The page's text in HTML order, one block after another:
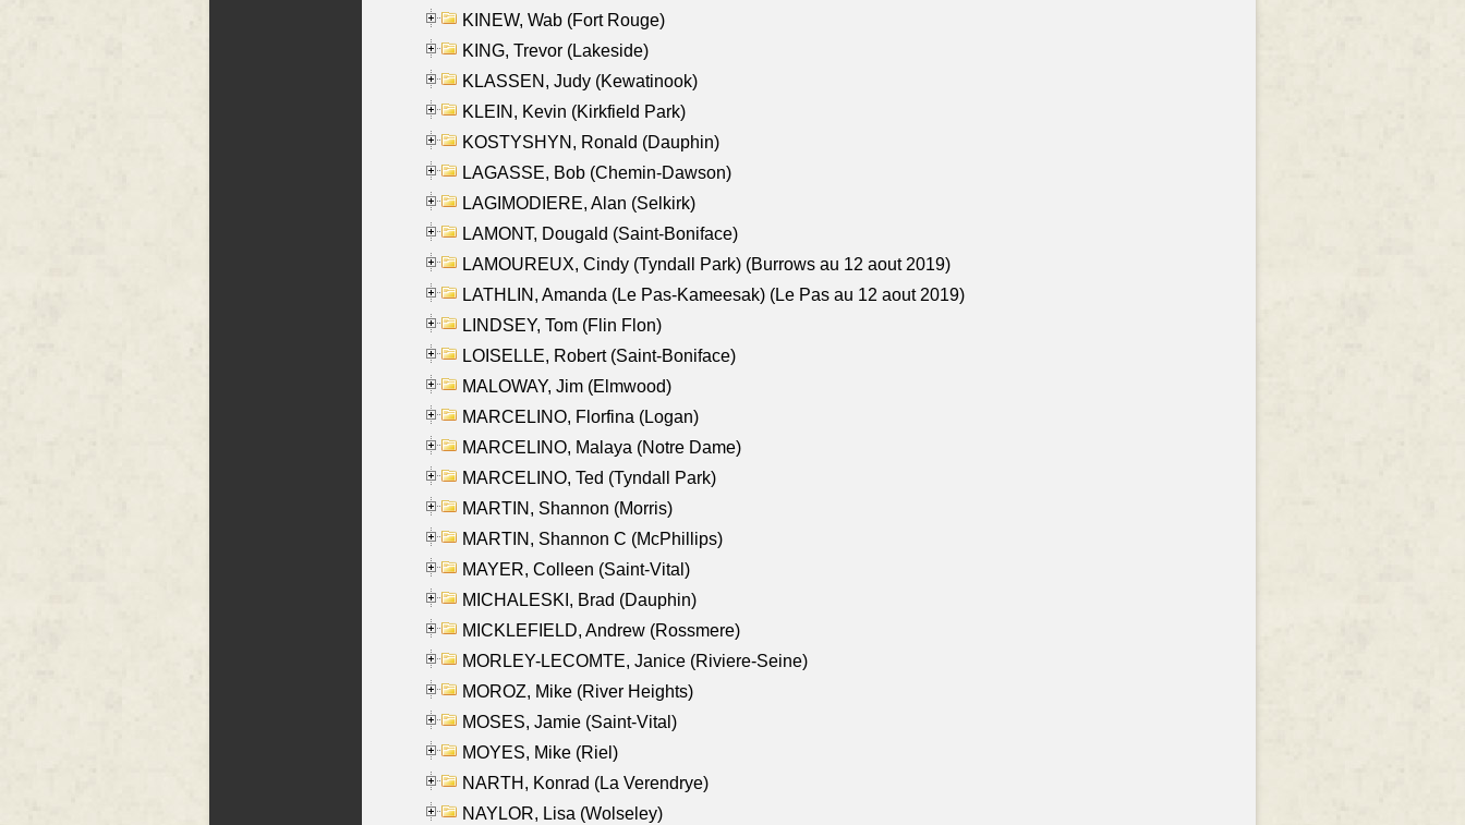
KINEW, Wab (Fort Rouge)
KING, Trevor (Lakeside)
KLASSEN, Judy (Kewatinook)
KLEIN, Kevin (Kirkfield Park)
KOSTYSHYN, Ronald (Dauphin)
LAGASSE, Bob (Chemin-Dawson)
LAGIMODIERE, Alan (Selkirk)
LAMONT, Dougald (Saint-Boniface)
LAMOUREUX, Cindy (Tyndall Park) (Burrows au 12 aout 2019)
LATHLIN, Amanda (Le Pas-Kameesak) (Le Pas au 12 aout 2019)
LINDSEY, Tom (Flin Flon)
LOISELLE, Robert (Saint-Boniface)
MALOWAY, Jim (Elmwood)
MARCELINO, Florfina (Logan)
MARCELINO, Malaya (Notre Dame)
MARCELINO, Ted (Tyndall Park)
MARTIN, Shannon (Morris)
MARTIN, Shannon C (McPhillips)
MAYER, Colleen (Saint-Vital)
MICHALESKI, Brad (Dauphin)
MICKLEFIELD, Andrew (Rossmere)
MORLEY-LECOMTE, Janice (Riviere-Seine)
MOROZ, Mike (River Heights)
MOSES, Jamie (Saint-Vital)
MOYES, Mike (Riel)
NARTH, Konrad (La Verendrye)
NAYLOR, Lisa (Wolseley)